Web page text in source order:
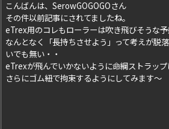
こんばんは、SerowGOGOGOさん
その件以前記事にされてましたね。
eTrex用のコレもローラーは吹き飛びそうな
なんとなく「長持ちさせよう」って考えが脱
いでも無い・・
eTrexが飛んでいかないように命綱ストラッ
さらにゴム紐で拘束するようにしてみます～